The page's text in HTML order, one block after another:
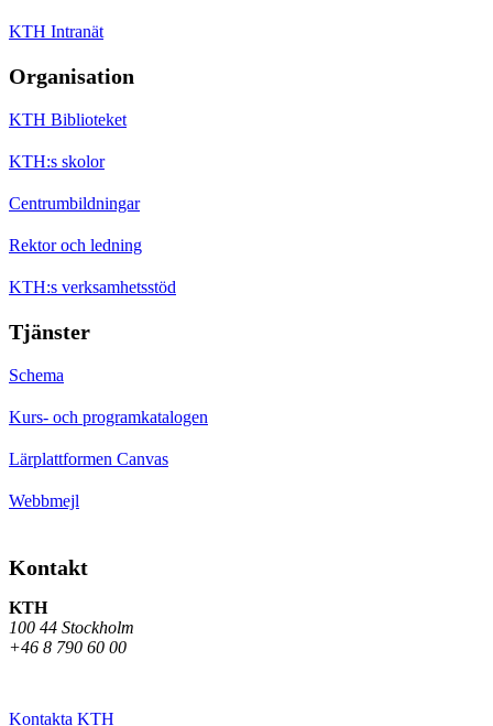
KTH Intranät
Organisation
KTH Biblioteket
KTH:s skolor
Centrumbildningar
Rektor och ledning
KTH:s verksamhetsstöd
Tjänster
Schema
Kurs- och programkatalogen
Lärplattformen Canvas
Webbmejl
Kontakt
KTH
100 44 Stockholm
+46 8 790 60 00
Kontakta KTH